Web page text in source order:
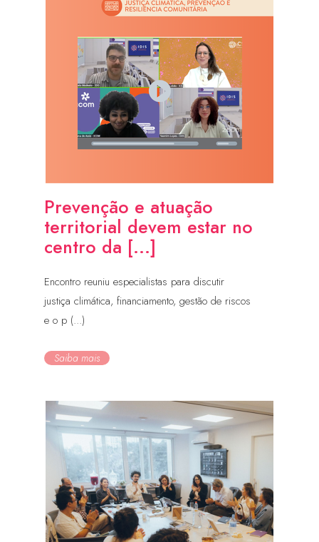
Prevenção e atuação
territorial devem estar no
centro da [...]
Encontro reuniu especialistas para discutir
justiça climática, financiamento, gestão de riscos
e o p (...)
Saiba mais